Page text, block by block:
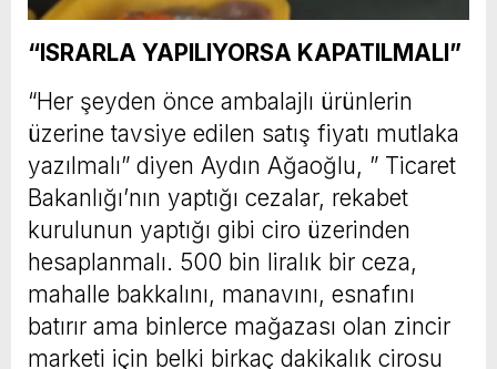
“ISRARLA YAPILIYORSA KAPATILMALI”
“Her şeyden önce ambalajlı ürünlerin
üzerine tavsiye edilen satış fiyatı mutlaka
yazılmalı” diyen Aydın Ağaoğlu, ” Ticaret
Bakanlığı’nın yaptığı cezalar, rekabet
kurulunun yaptığı gibi ciro üzerinden
hesaplanmalı. 500 bin liralık bir ceza,
mahalle bakkalını, manavını, esnafını
batırır ama binlerce mağazası olan zincir
marketi için belki birkaç dakikalık cirosu